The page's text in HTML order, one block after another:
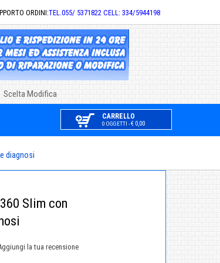
ORDINI:TEL.055/ 5371822 CELL: 334/5944198
Scelta Modifica
CARRELLO
0 OGGETTI -€ 0,00
diagnosi
Slim con
la tua recensione